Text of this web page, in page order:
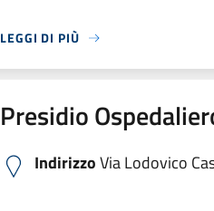
LEGGI DI PIÙ
Presidio
IndirizzoVia Lodovico